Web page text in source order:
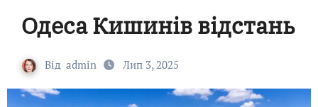
Одеса Кишинів відстань
Від admin Лип 3, 2025